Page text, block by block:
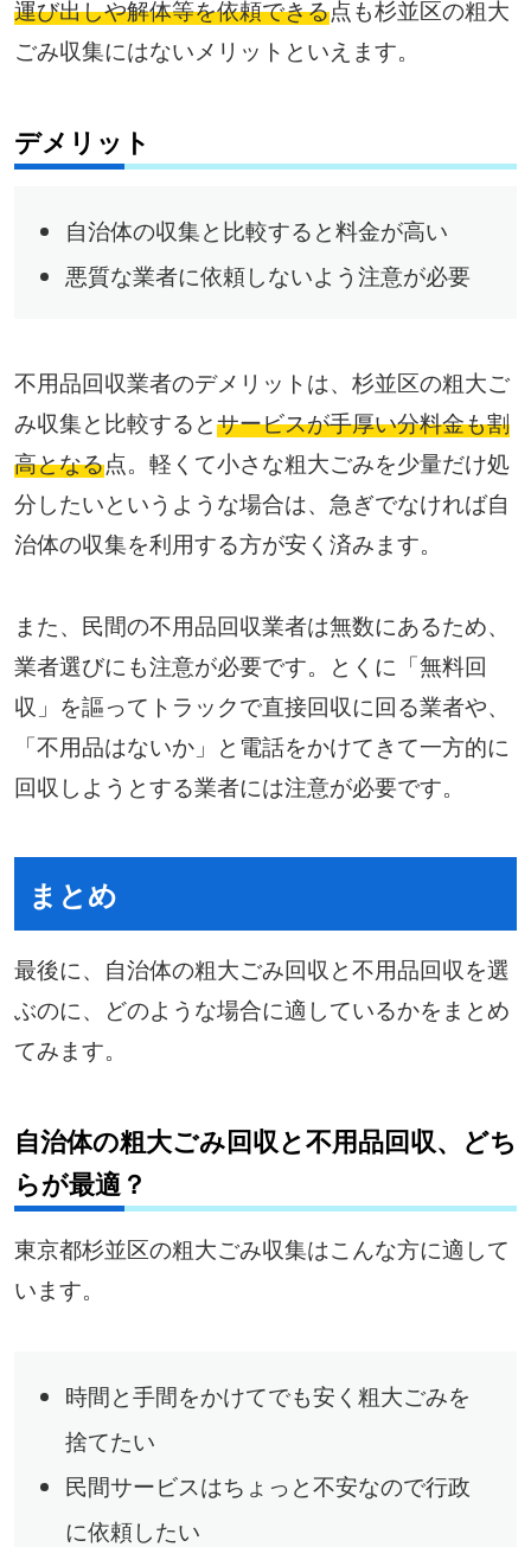
運び出しや解体等を依頼できる点も杉並区の粗大
ごみ収集にはないメリットといえます。
デメリット
自治体の収集と比較すると料金が高い
悪質な業者に依頼しないよう注意が必要
不用品回収業者のデメリットは、杉並区の粗大ご
み収集と比較するとサービスが手厚い分料金も割
高となる点。軽くて小さな粗大ごみを少量だけ処
分したいというような場合は、急ぎでなければ自
治体の収集を利用する方が安く済みます。
また、民間の不用品回収業者は無数にあるため、
業者選びにも注意が必要です。とくに「無料回
収」を謳ってトラックで直接回収に回る業者や、
「不用品はないか」と電話をかけてきて一方的に
回収しようとする業者には注意が必要です。
まとめ
最後に、自治体の粗大ごみ回収と不用品回収を選
ぶのに、どのような場合に適しているかをまとめ
てみます。
自治体の粗大ごみ回収と不用品回収、どち
らが最適？
東京都杉並区の粗大ごみ収集はこんな方に適して
います。
時間と手間をかけてでも安く粗大ごみを
捨てたい
民間サービスはちょっと不安なので行政
に依頼したい